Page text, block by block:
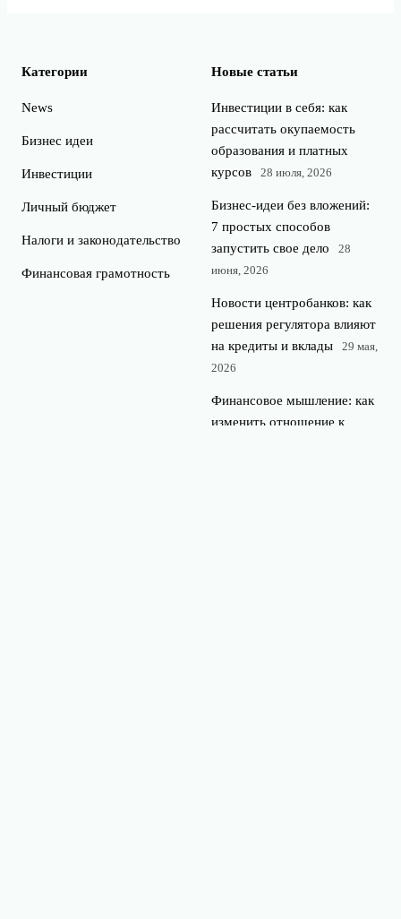
Категории
News
Бизнес идеи
Инвестиции
Личный бюджет
Налоги и законодательство
Финансовая грамотность
Новые статьи
Инвестиции в себя: как
рассчитать окупаемость
образования и платных
курсов
28 июля, 2026
Бизнес-идеи без вложений:
7 простых способов
запустить свое дело
28
июня, 2026
Новости центробанков: как
решения регулятора влияют
на кредиты и вклады
29 мая,
2026
Финансовое мышление: как
изменить отношение к